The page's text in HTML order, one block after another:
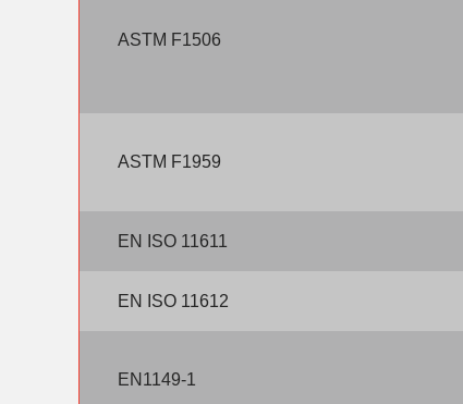
ASTM F1506
ASTM F1959
EN ISO 11611
EN ISO 11612
EN1149-1